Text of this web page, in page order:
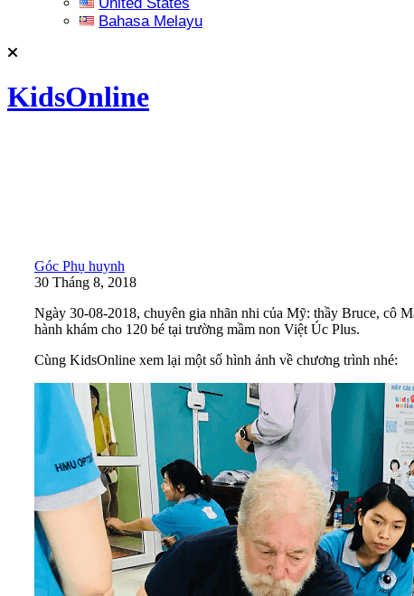
Bahasa Melayu
KidsOnline
Góc Phụ huynh
30 Tháng 8, 2018
Ngày 30-08-2018, chuyên gia nhãn nhi của Mỹ: thầy Bruce, cô
hành khám cho 120 bé tại trường mầm non Việt Úc Plus.
Cùng KidsOnline xem lại một số hình ảnh về chương trình nhé: